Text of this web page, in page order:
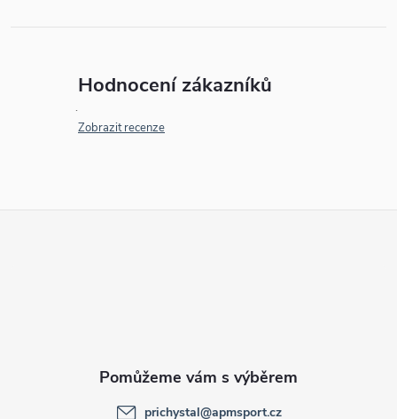
Hodnocení zákazníků
Zobrazit recenze
prichystal@apmsport.cz